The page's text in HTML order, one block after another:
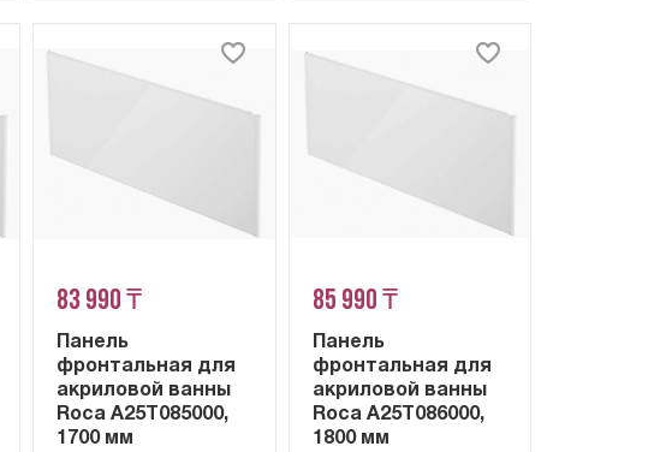
83 990 ₸
Панель
фронтальная для
акриловой ванны
Roca A25T085000,
1700 мм
85 990 ₸
Панель
фронтальная для
акриловой ванны
Roca A25T086000,
1800 мм